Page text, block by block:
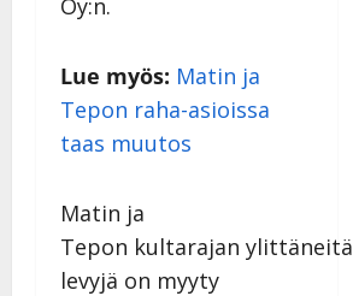
Lue myös: Matin ja
Tepon raha-asioissa
taas muutos
Matin ja
Tepon kultarajan ylittäneitä
levyjä on myyty